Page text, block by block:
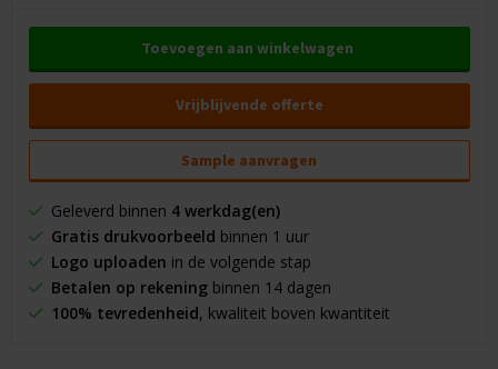
Toevoegen aan winkelwagen
Vrijblijvende offerte
Sample aanvragen
Geleverd binnen 4 werkdag(en)
Gratis drukvoorbeeld binnen 1 uur
Logo uploaden in de volgende stap
Betalen op rekeningbinnen 14 dagen
100% tevredenheid, kwaliteit boven kwantiteit